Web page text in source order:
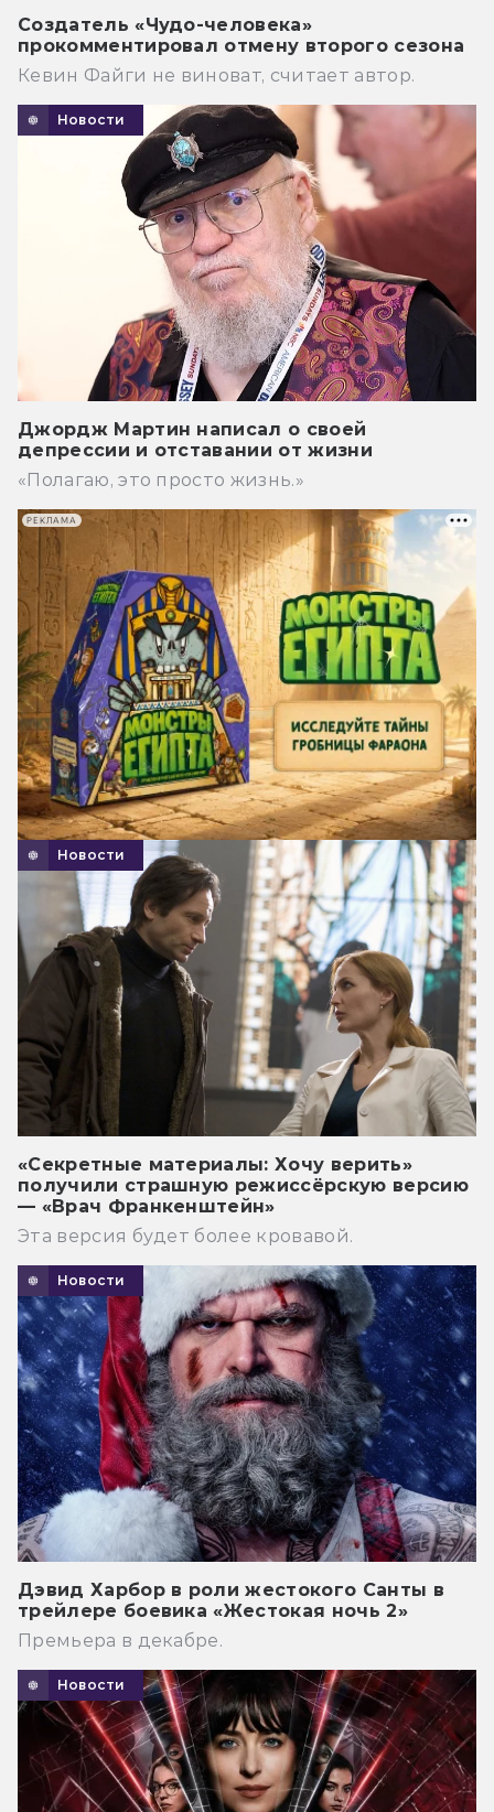
Создатель «Чудо-человека»
прокомментировал отмену второго сезона
Кевин Файги не виноват, считает автор.
Новости
Джордж Мартин написал о своей
депрессии и отставании от жизни
«Полагаю, это просто жизнь.»
Новости
«Секретные материалы: Хочу верить»
получили страшную режиссёрскую версию
— «Врач Франкенштейн»
Эта версия будет более кровавой.
Новости
Дэвид Харбор в роли жестокого Санты в
трейлере боевика «Жестокая ночь 2»
Премьера в декабре.
Новости
РЕКЛАМА